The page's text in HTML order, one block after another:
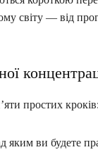
світу — від
простих кроків:
яким ви будете